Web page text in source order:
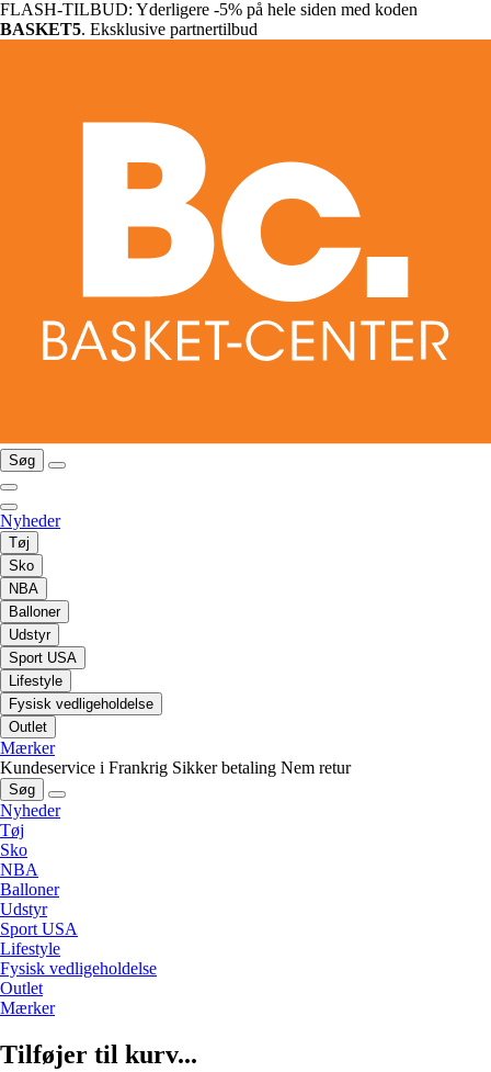
FLASH-TILBUD: Yderligere -5% på hele siden med koden
BASKET5. Eksklusive partnertilbud
Søg
Nyheder
Tøj
Sko
NBA
Balloner
Udstyr
Sport USA
Lifestyle
Fysisk vedligeholdelse
Outlet
Mærker
Kundeservice i Frankrig Sikker betaling Nem retur
Søg
Nyheder
Tøj
Sko
NBA
Balloner
Udstyr
Sport USA
Lifestyle
Fysisk vedligeholdelse
Outlet
Mærker
Tilføjer til kurv...